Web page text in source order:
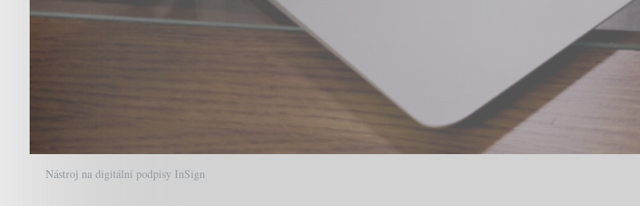
Nástroj na digitální podpisy InSign